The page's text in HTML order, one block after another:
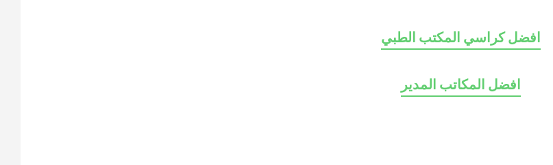
افضل كراسي المكتب الطبي
افضل المكاتب المدير